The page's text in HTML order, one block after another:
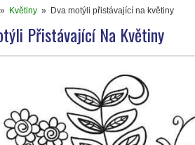
» Květiny » Dva motýli přistávající na květiny
Přistávající Na Květiny